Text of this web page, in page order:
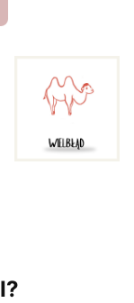
do ostatniej